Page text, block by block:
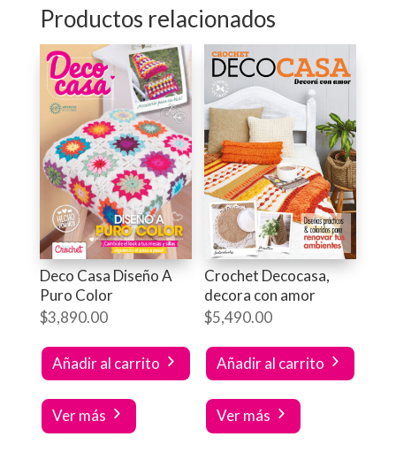
Productos relacionados
Deco Casa Diseño A
Puro Color
$3,890.00
Añadir al carrito
Ver más
Crochet Decocasa,
decora con amor
$5,490.00
Añadir al carrito
Ver más